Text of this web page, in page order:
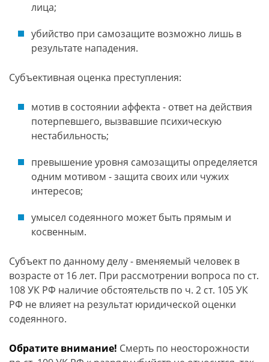
лица;
убийство при самозащите возможно лишь в
результате нападения.
Субъективная оценка преступления:
мотив в состоянии аффекта - ответ на действия
потерпевшего, вызвавшие психическую
нестабильность;
превышение уровня самозащиты определяется
одним мотивом - защита своих или чужих
интересов;
умысел содеянного может быть прямым и
косвенным.
Субъект по данному делу - вменяемый человек в
возрасте от 16 лет. При рассмотрении вопроса по ст.
108 УК РФ наличие обстоятельств по ч. 2 ст. 105 УК
РФ не влияет на результат юридической оценки
содеянного.
Обратите внимание! Смерть по неосторожности